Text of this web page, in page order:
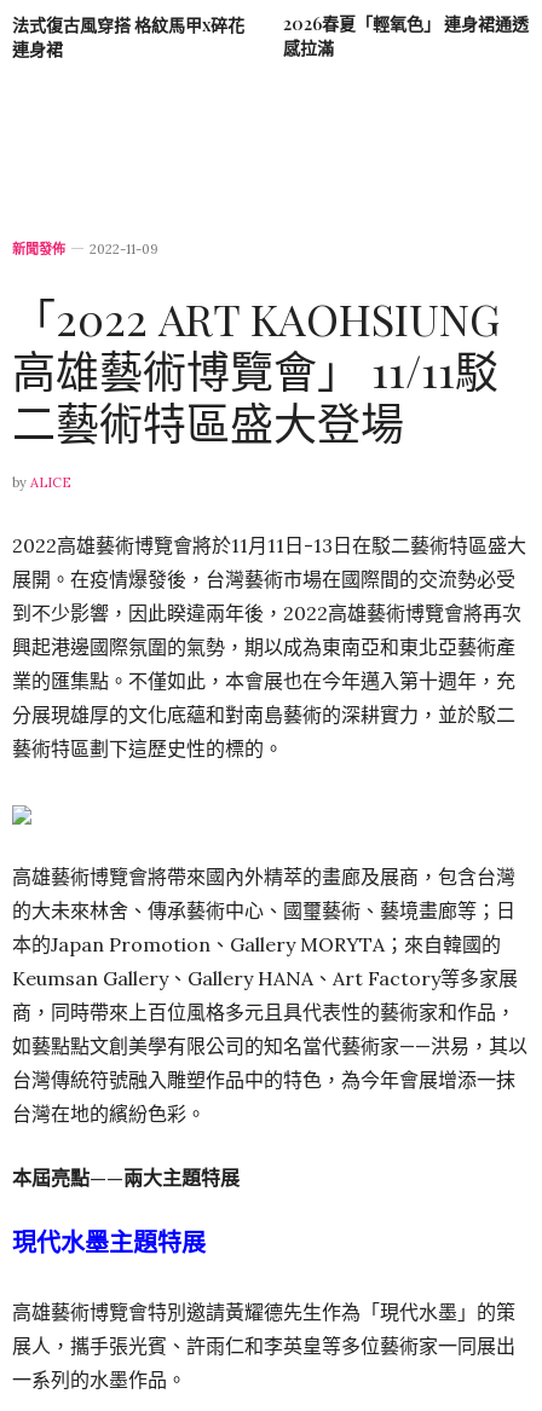
法式復古風穿搭 格紋馬甲x碎花
連身裙
2026春夏「輕氧色」 連身裙通透
感拉滿
新聞發佈 2022-11-09
「2022 ART KAOHSIUNG
高雄藝術博覽會」 11/11駁
二藝術特區盛大登場
by ALICE
2022高雄藝術博覽會將於11月11日-13日在駁二藝術特區盛大
展開。 在疫情爆發後，台灣藝術市場在國際間的交流勢必受
到不少影響，因此睽違兩年後， 2022高雄藝術博覽會將再次
興起港邊國際氛圍的氣勢，期以成為東南亞和東北亞藝術產
業的匯集點。不僅如此，本會展也在今年邁入第十週年，充
分展現雄厚的文化底蘊和對南島藝術的深耕實力，並於駁二
藝術特區劃下這歷史性的標的。
高雄藝術博覽會將帶來國內外精萃的畫廊及展商，包含台灣
的大未來林舍、傳承藝術中心、國璽藝術、藝境畫廊等；日
本的Japan Promotion、Gallery MORYTA；來自韓國的
Keumsan Gallery、Gallery HANA、Art Factory等多家展
商，同時帶來上百位風格多元且具代表性的藝術家和作品，
如藝點點文創美學有限公司的知名當代藝術家——洪易，其以
台灣傳統符號融入雕塑作品中的特色， 為今年會展增添一抹
台灣在地的繽紛色彩。
本屆亮點——兩大主題特展
現代水墨主題特展
高雄藝術博覽會特別邀請黃耀德先生作為「現代水墨」的策
展人，攜手張光賓、許雨仁和李英皇等多位藝術家一同展出
一系列的水墨作品。